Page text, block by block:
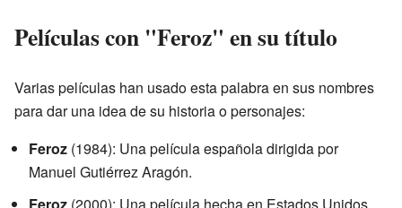
Películas con "Feroz" en su título
Varias películas han usado esta palabra en sus nombres
para dar una idea de su historia o personajes:
Feroz (1984): Una película española dirigida por
Manuel Gutiérrez Aragón.